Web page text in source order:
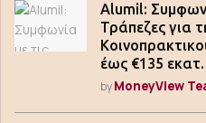
Alumil:
Τράπεζες για
έως €135 εκατ.
byMoneyView